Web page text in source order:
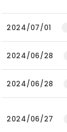
2024/07/01
2024/06/28
2024/06/28
2024/06/27